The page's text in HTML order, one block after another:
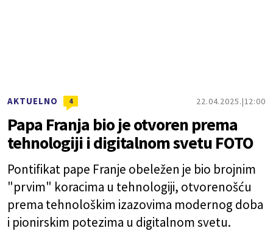
AKTUELNO 4 22.04.2025. 12:00
Papa Franja bio je otvoren prema
tehnologiji i digitalnom svetu FOTO
Pontifikat pape Franje obeležen je bio brojnim
"prvim" koracima u tehnologiji, otvorenošću
prema tehnološkim izazovima modernog doba
i pionirskim potezima u digitalnom svetu.